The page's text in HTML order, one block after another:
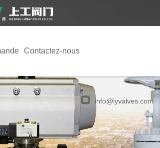
Contactez-nous
info@lyvalves.com